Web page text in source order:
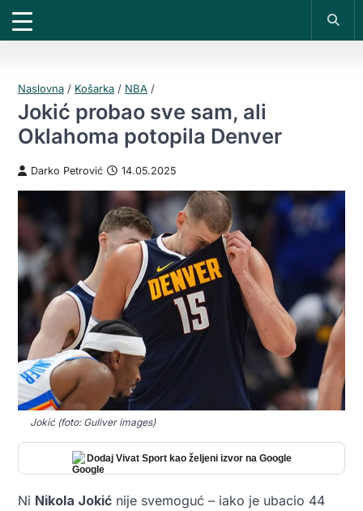
Naslovna / Košarka / NBA /
Jokić probao sve sam, ali
Oklahoma potopila Denver
Darko Petrović 14.05.2025
Jokić (foto: Guliver images)
Dodaj Vivat Sport kao željeni izvor na Google
Ni Nikola Jokić nije svemoguć – iako je ubacio 44